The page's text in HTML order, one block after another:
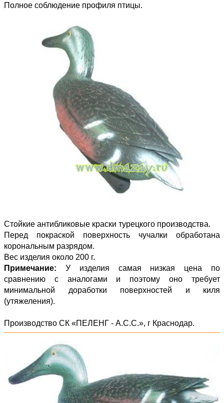
Полное соблюдение профиля птицы.
Стойкие антибликовые краски турецкого производства.
Перед покраской поверхность чучалки обработана
корональным разрядом.
Вес изделия около 200 г.
Примечание: У изделия самая низкая цена по
сравнению с аналогами и поэтому оно требует
минимальной доработки поверхностей и киля
(утяжеления).
Производство СК «ПЕЛЕНГ - А.С.С.», г Краснодар.